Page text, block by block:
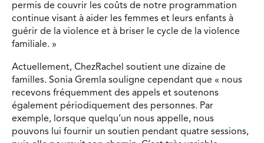
permis de couvrir les coûts de notre programmation
continue visant à aider les femmes et leurs enfants à
guérir de la violence et à briser le cycle de la violence
familiale. »
Actuellement, ChezRachel soutient une dizaine de
familles. Sonia Gremla souligne cependant que « nous
recevons fréquemment des appels et soutenons
également périodiquement des personnes. Par
exemple, lorsque quelqu’un nous appelle, nous
pouvons lui fournir un soutien pendant quatre sessions,